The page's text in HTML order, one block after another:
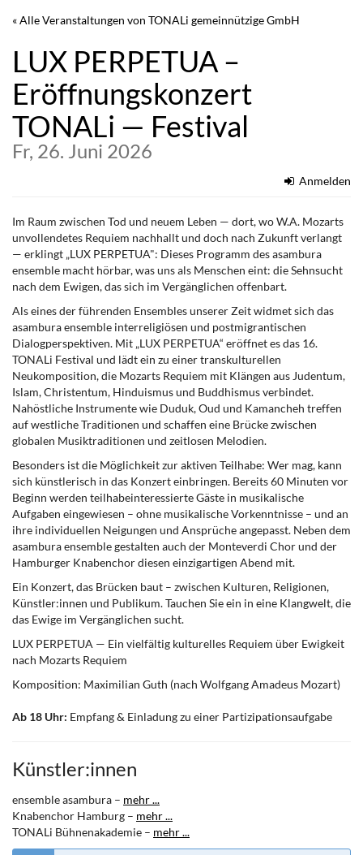
Zum
springen
« Alle Veranstaltungen von TONALi gemeinnützige GmbH
LUX PERPETUA –
Eröffnungskonzert
TONALi — Festival
Fr, 26. Juni 2026
Anmelden
Im Raum zwischen Tod und neuem Leben — dort, wo W.A. Mozarts
unvollendetes Requiem nachhallt und doch nach Zukunft verlangt
— erklingt „LUX PERPETUA": Dieses Programm des asambura
ensemble macht hörbar, was uns als Menschen eint: die Sehnsucht
nach dem Ewigen, das sich im Vergänglichen offenbart.
Als eines der führenden Ensembles unserer Zeit widmet sich das
asambura ensemble interreligiösen und postmigrantischen
Dialogperspektiven. Mit „LUX PERPETUA“ eröffnet es das 16.
TONALi Festival und lädt ein zu einer transkulturellen
Neukomposition, die Mozarts Requiem mit Klängen aus Judentum,
Islam, Christentum, Hinduismus und Buddhismus verbindet.
Nahöstliche Instrumente wie Duduk, Oud und Kamancheh treffen
auf westliche Traditionen und schaffen eine Brücke zwischen
globalen Musiktraditionen und zeitlosen Melodien.
Besonders ist die Möglichkeit zur aktiven Teilhabe: Wer mag, kann
sich künstlerisch in das Konzert einbringen. Bereits 60 Minuten vor
Beginn werden teilhabeinteressierte Gäste in musikalische
Aufgaben eingewiesen – ohne musikalische Vorkenntnisse – und an
ihre individuellen Neigungen und Ansprüche angepasst. Neben dem
asambura ensemble gestalten auch der Monteverdi Chor und der
Hamburger Knabenchor diesen einzigartigen Abend mit.
Ein Konzert, das Brücken baut – zwischen Kulturen, Religionen,
Künstler:innen und Publikum. Tauchen Sie ein in eine Klangwelt, die
das Ewige im Vergänglichen sucht.
LUX PERPETUA — Ein vielfältig kulturelles Requiem über Ewigkeit
nach Mozarts Requiem
Komposition: Maximilian Guth (nach Wolfgang Amadeus Mozart)
Ab 18 Uhr: Empfang & Einladung zu einer Partizipationsaufgabe
Künstler:innen
ensemble asambura – mehr ...
Knabenchor Hamburg – mehr ...
TONALi Bühnenakademie – mehr ...